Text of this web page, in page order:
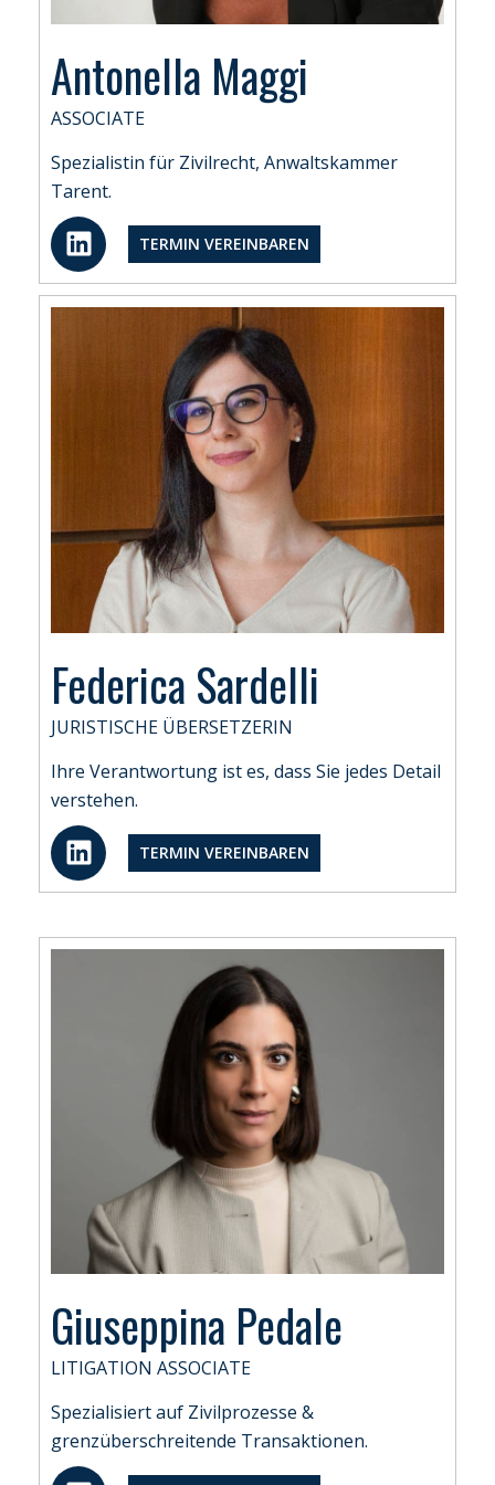
Antonella Maggi
ASSOCIATE
Spezialistin für Zivilrecht, Anwaltskammer
Tarent.
L
i
n
k
TERMIN VEREINBAREN
Federica Sardelli
JURISTISCHE ÜBERSETZERIN
Ihre Verantwortung ist es, dass Sie jedes Detail
verstehen.
L
i
n
e
TERMIN VEREINBAREN
Giuseppina Pedale
LITIGATION ASSOCIATE
Spezialisiert auf Zivilprozesse &
grenzüberschreitende Transaktionen.